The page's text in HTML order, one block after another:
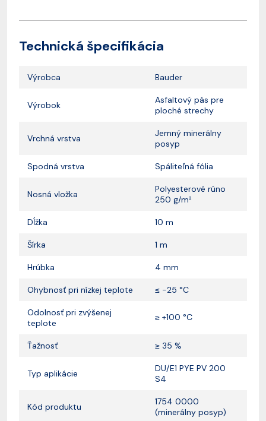
Technická špecifikácia
Výrobca Bauder
Výrobok
Asfaltový pás pre
ploché strechy
Vrchná vrstva
Jemný minerálny
posyp
Spodná vrstva Spáliteľná fólia
Nosná vložka
Polyesterové rúno
250 g/m²
Dĺžka 10 m
Šírka 1 m
Hrúbka 4 mm
Ohybnosť pri nízkej teplote ≤ -25 °C
Odolnosť pri zvýšenej
teplote
≥ +100 °C
Ťažnosť ≥ 35 %
Typ aplikácie
DU/E1 PYE PV 200
S4
Kód produktu
1754 0000
(minerálny posyp)